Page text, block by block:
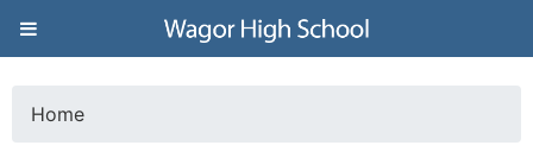
Jump to navigation
葳
格Home